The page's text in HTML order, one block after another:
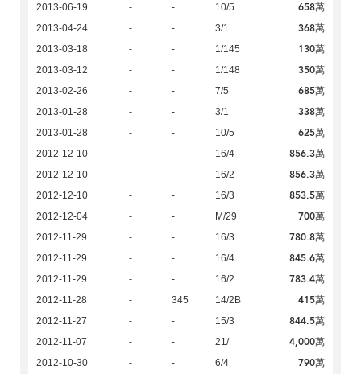
2013-06-19 - - 10/5 658萬
2013-04-24 - - 3/1 368萬
2013-03-18 - - 1/145 130萬
2013-03-12 - - 1/148 350萬
2013-02-26 - - 7/5 685萬
2013-01-28 - - 3/1 338萬
2013-01-28 - - 10/5 625萬
2012-12-10 - - 16/4 856.3萬
2012-12-10 - - 16/2 856.3萬
2012-12-10 - - 16/3 853.5萬
2012-12-04 - - M/29 700萬
2012-11-29 - - 16/3 780.8萬
2012-11-29 - - 16/4 845.6萬
2012-11-29 - - 16/2 783.4萬
2012-11-28 - 345 14/2B 415萬
2012-11-27 - - 15/3 844.5萬
2012-11-07 - - 21/ 4,000萬
2012-10-30 - - 6/4 790萬